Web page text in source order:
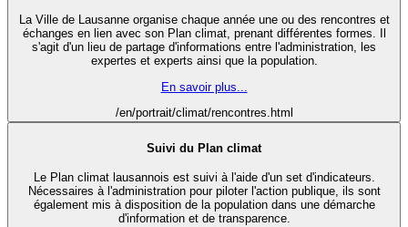
La Ville de Lausanne organise chaque année une ou des rencontres et
échanges en lien avec son Plan climat, prenant différentes formes. Il
s'agit d'un lieu de partage d'informations entre l'administration, les
expertes et experts ainsi que la population.
En savoir plus...
/en/portrait/climat/rencontres.html
Suivi du Plan climat
Le Plan climat lausannois est suivi à l'aide d'un set d'indicateurs.
Nécessaires à l'administration pour piloter l'action publique, ils sont
également mis à disposition de la population dans une démarche
d'information et de transparence.